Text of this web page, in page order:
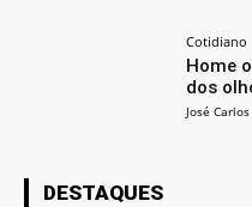
Cotidiano
Home
dos
José Carlos
DESTAQUES